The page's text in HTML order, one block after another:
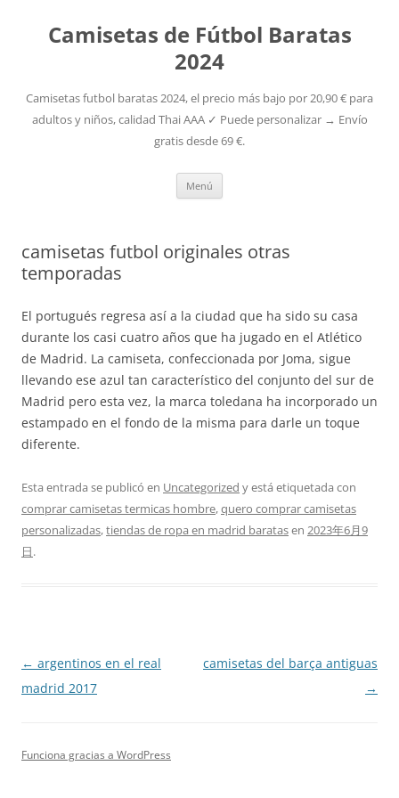
Camisetas de Fútbol Baratas
2024
Camisetas futbol baratas 2024, el precio más bajo por 20,90 € para
adultos y niños, calidad Thai AAA ✓ Puede personalizar → Envío
gratis desde 69 €.
Menú
camisetas futbol originales otras
temporadas
El portugués regresa así a la ciudad que ha sido su casa
durante los casi cuatro años que ha jugado en el Atlético
de Madrid. La camiseta, confeccionada por Joma, sigue
llevando ese azul tan característico del conjunto del sur de
Madrid pero esta vez, la marca toledana ha incorporado un
estampado en el fondo de la misma para darle un toque
diferente.
Esta entrada se publicó en Uncategorized y está etiquetada con
comprar camisetas termicas hombre,quero comprar camisetas
personalizadas,tiendas de ropa en madrid baratasen 2023年6月9
日.
Navegación
de
← argentinos en el real
madrid 2017
camisetas del barça antiguas
→
Funciona gracias a WordPress